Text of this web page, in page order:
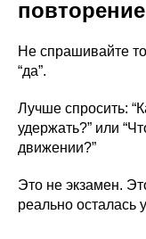
Не спрашивайте
“да”.
Лучше спросить:
удержать?” или
движении?”
Это не экзамен.
реально осталась